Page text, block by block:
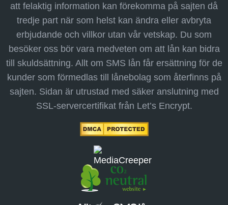
att felaktig information kan förekomma på sajten då
tredje part när som helst kan ändra eller avbryta
erbjudande och villkor utan vår vetskap. Du som
besöker oss bör vara medveten om att lån kan bidra
till skuldsättning. Allt om SMS lån får ersättning för de
kunder som förmedlas till lånebolag som återfinns på
sajten. Sidan är utrustad med säker anslutning med
SSL-servercertifikat från Let’s Encrypt.